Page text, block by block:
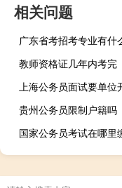
相关问题
广东省考招考专业有什
教师资格证几年内考完
贵州公务员限制户籍吗
国家公务员考试在哪里